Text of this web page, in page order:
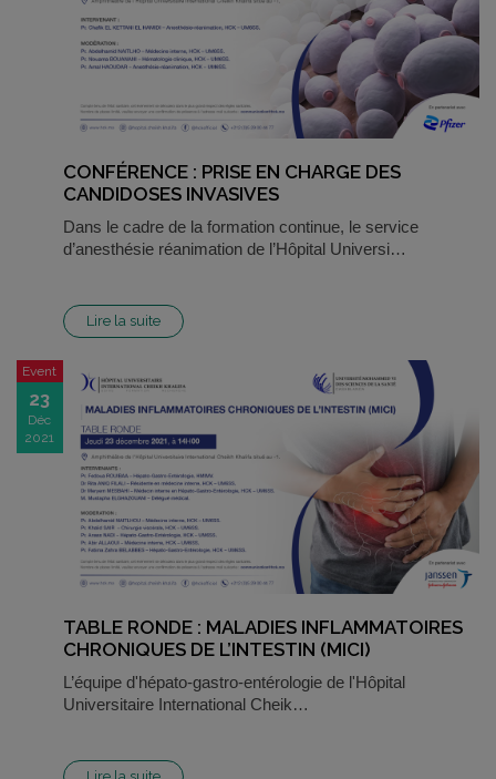
CONFÉRENCE : PRISE EN CHARGE DES
CANDIDOSES INVASIVES
Dans le cadre de la formation continue, le service
d’anesthésie réanimation de l’Hôpital Universi…
Lire la suite
Event
23
Déc
2021
TABLE RONDE : MALADIES INFLAMMATOIRES
CHRONIQUES DE L’INTESTIN (MICI)
L’équipe d'hépato-gastro-entérologie de l'Hôpital
Universitaire International Cheik…